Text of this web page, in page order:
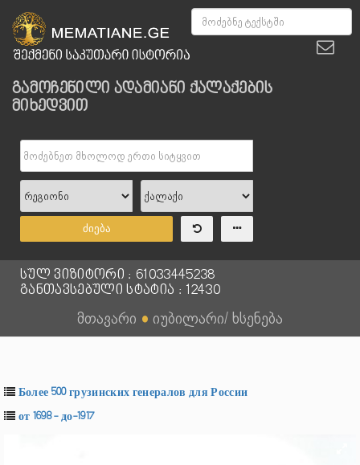
გამოჩენილი ადამიანი ქალაქების
მიხედვით
ძიება
სულ ვიზიტორი : 61033445238
განთავსებული სტატია : 12430
მთავარი ● იუბილარი/ ხსენება
Более 500 грузинских генералов для России
от 1698 - до-1917